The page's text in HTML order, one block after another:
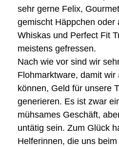
sehr gerne Felix,
gemischt Häppchen oder
Whiskas und Perfect Fit
meistens gefressen.
Nach wie vor sind wir
Flohmarktware, damit wir
können, Geld für unsere
generieren. Es ist zwar
mühsames Geschäft,
untätig sein. Zum Glück
Helferinnen, die uns